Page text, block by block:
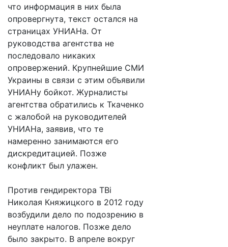
что информация в них была
опровергнута, текст остался на
страницах УНИАНа. От
руководства агентства не
последовало никаких
опровержений. Крупнейшие СМИ
Украины в связи с этим объявили
УНИАНу бойкот. Журналисты
агентства обратились к Ткаченко
с жалобой на руководителей
УНИАНа, заявив, что те
намеренно занимаются его
дискредитацией. Позже
конфликт был улажен.
Против гендиректора ТВі
Николая Княжицкого в 2012 году
возбудили дело по подозрению в
неуплате налогов. Позже дело
было закрыто. В апреле вокруг